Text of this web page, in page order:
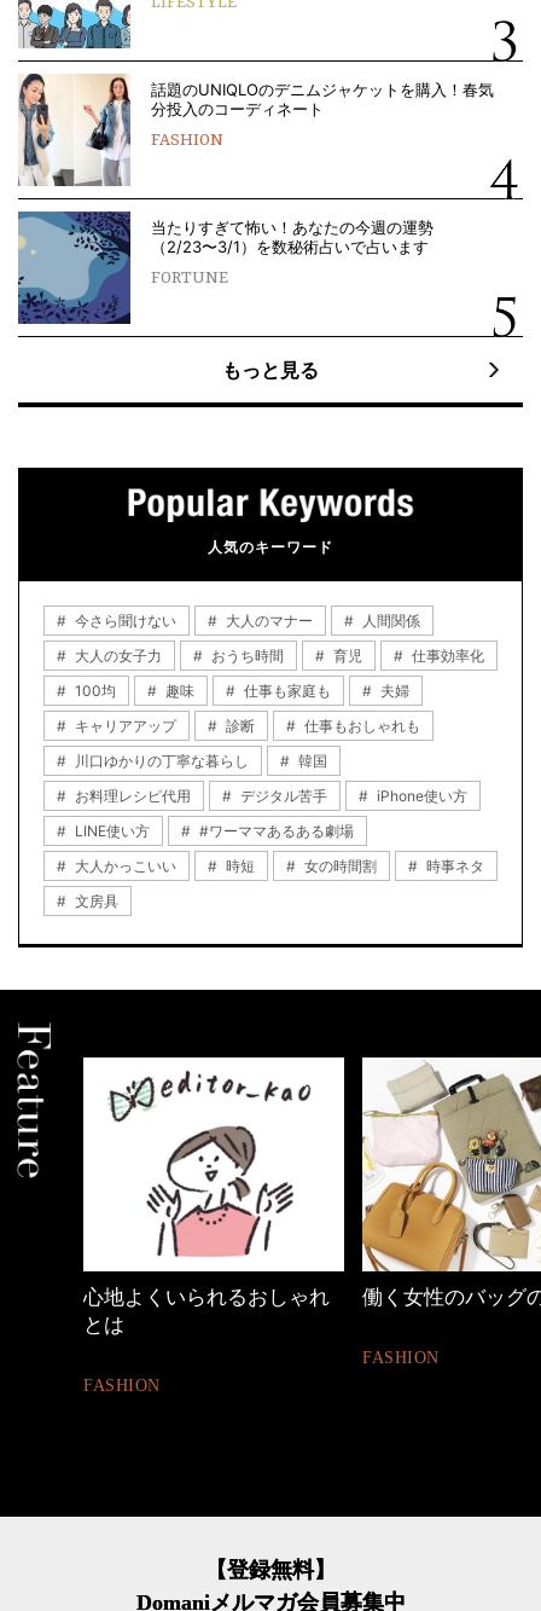
話題のUNIQLOのデニムジャケットを購入！春気
分投入のコーディネート
FASHION
当たりすぎて怖い！あなたの今週の運勢
（2/23〜3/1）を数秘術占いで占います
FORTUNE
もっと見る
人気のキーワード
今さら聞けない 大人のマナー
人間関係
大人の女子力
おうち時間 育児
仕事効率化
100均
趣味 仕事も家庭も
夫婦
キャリアアップ
診断
仕事もおしゃれも
川口ゆかりの丁寧な暮らし
韓国
お料理レシピ代用
デジタル苦手
iPhone使い方
LINE使い方
#ワーママあるある劇場
大人かっこいい
時短 女の時間割
時事ネタ
文房具
働く女性のバッグの中身
【ワーママのきれ
【登録無料】
Domaniメルマガ会員募集中